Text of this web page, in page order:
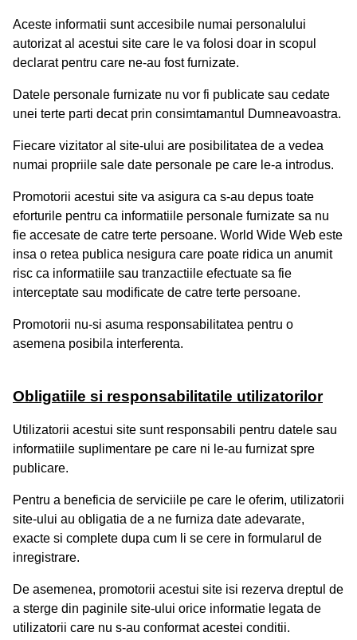
Aceste informatii sunt accesibile numai personalului
autorizat al acestui site care le va folosi doar in scopul
declarat pentru care ne-au fost furnizate.
Datele personale furnizate nu vor fi publicate sau cedate
unei terte parti decat prin consimtamantul Dumneavoastra.
Fiecare vizitator al site-ului are posibilitatea de a vedea
numai propriile sale date personale pe care le-a introdus.
Promotorii acestui site va asigura ca s-au depus toate
eforturile pentru ca informatiile personale furnizate sa nu
fie accesate de catre terte persoane. World Wide Web este
insa o retea publica nesigura care poate ridica un anumit
risc ca informatiile sau tranzactiile efectuate sa fie
interceptate sau modificate de catre terte persoane.
Promotorii nu-si asuma responsabilitatea pentru o
asemena posibila interferenta.
Obligatiile si responsabilitatile utilizatorilor
Utilizatorii acestui site sunt responsabili pentru datele sau
informatiile suplimentare pe care ni le-au furnizat spre
publicare.
Pentru a beneficia de serviciile pe care le oferim, utilizatorii
site-ului au obligatia de a ne furniza date adevarate,
exacte si complete dupa cum li se cere in formularul de
inregistrare.
De asemenea, promotorii acestui site isi rezerva dreptul de
a sterge din paginile site-ului orice informatie legata de
utilizatorii care nu s-au conformat acestei conditii.